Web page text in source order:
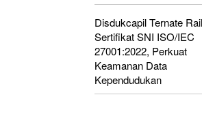
Disdukcapil Ternate
Sertifikat SNI ISO/IEC
27001:2022, Perkuat
Keamanan Data
Kependudukan